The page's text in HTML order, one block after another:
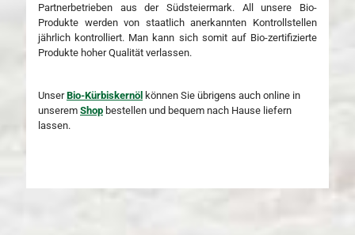
Partnerbetrieben aus der Südsteiermark. All unsere Bio-
Produkte werden von staatlich anerkannten Kontrollstellen
jährlich kontrolliert. Man kann sich somit auf Bio-zertifizierte
Produkte hoher Qualität verlassen.
UnserBio-Kürbiskernöl können Sie übrigens auch online in
unserem Shop bestellen und bequem nach Hause liefern
lassen.